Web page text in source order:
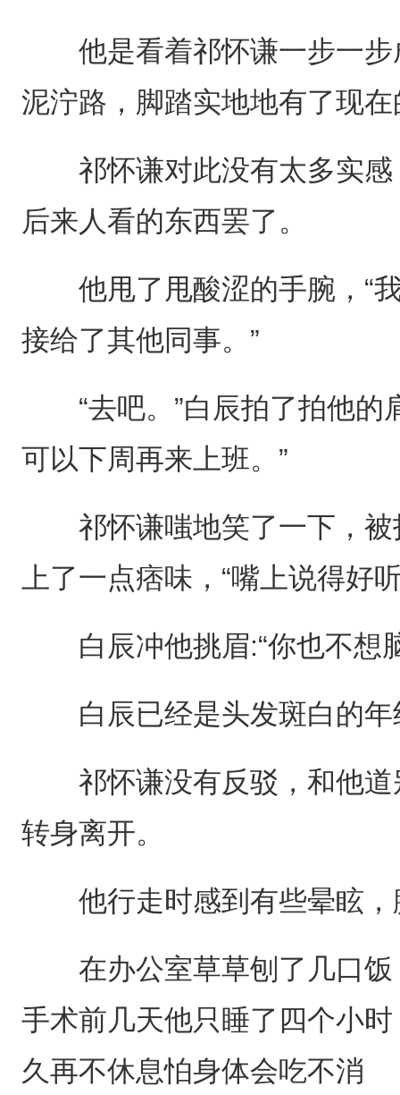
他是看着祁怀谦一步一步
泥泞路，脚踏实地地有了现
祁怀谦对此没有太多实感
后来人看的东西罢了。
他甩了甩酸涩的手腕，“我
接给了其他同事。”
“去吧。”白辰拍了拍他的
可以下周再来上班。”
祁怀谦嗤地笑了一下，被
上了一点痞味，“嘴上说得好
白辰冲他挑眉:“你也不想
白辰已经是头发斑白的年
祁怀谦没有反驳，和他道
转身离开。
他行走时感到有些晕眩，
在办公室草草刨了几口饭
手术前几天他只睡了四个小
久再不休息怕身体会吃不消